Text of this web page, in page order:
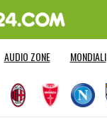
AUDIO ZONE MONDIALI